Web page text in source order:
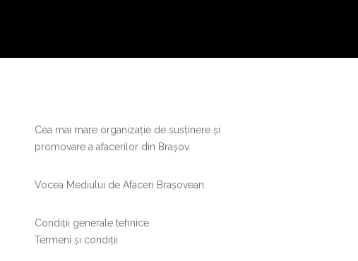
Cea mai mare organizație de susținere și
promovare a afacerilor din Brașov.
Vocea Mediului de Afaceri Brașovean.
Condiții generale tehnice
Termeni și condiții